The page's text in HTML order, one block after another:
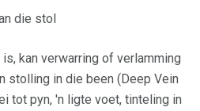
die stol
kan verwarring of verlamming
stolling in die been (Deep Vein
tot pyn, 'n ligte voet, tinteling in